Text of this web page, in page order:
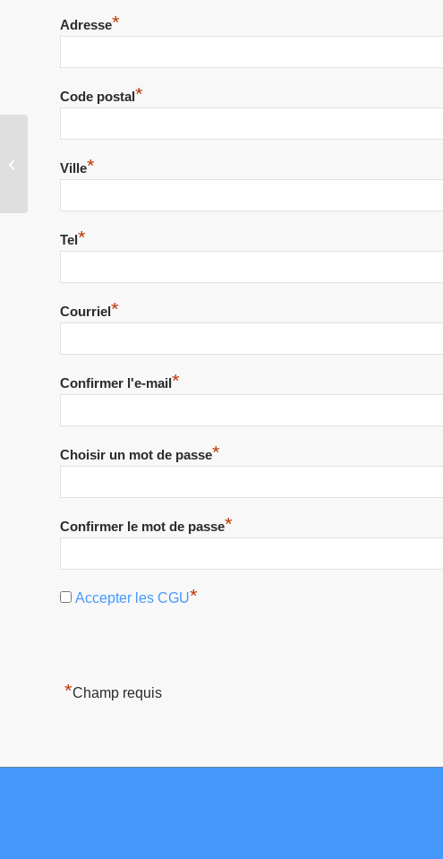
Adresse*
Code postal*
Ville*
Tel *
Courriel *
Confirmer l'e-mail *
Choisir un mot de passe*
Confirmer le mot de passe*
Accepter les CGU*
*Champ requis
marche nordique